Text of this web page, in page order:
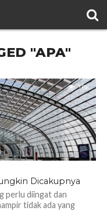
"APA"
1.8K
Dicakupnya
perlu diingat dan
tidak ada yang